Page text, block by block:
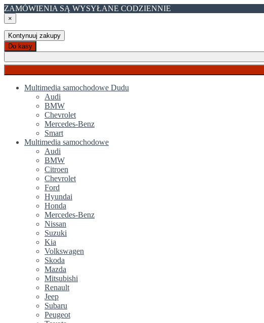
ZAMÓWIENIA SĄ WYSYŁANE CODZIENNIE
×
Kontynuuj zakupy
Do kasy
Multimedia samochodowe Dudu
Audi
BMW
Chevrolet
Mercedes-Benz
Smart
Multimedia samochodowe
Audi
BMW
Citroen
Chevrolet
Ford
Hyundai
Honda
Mercedes-Benz
Nissan
Suzuki
Kia
Volkswagen
Skoda
Mazda
Mitsubishi
Renault
Jeep
Subaru
Peugeot